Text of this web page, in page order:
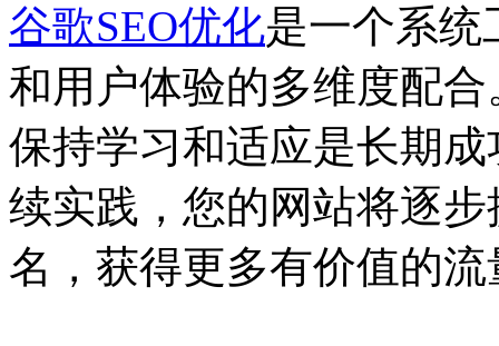
谷歌SEO优化是一个系统
和用户体验的多维度配
保持学习和适应是长期
续实践，您的网站将逐
名，获得更多有价值的流